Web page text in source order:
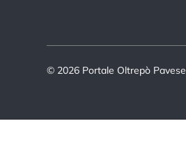
© 2026 Portale Oltrepò Pavese